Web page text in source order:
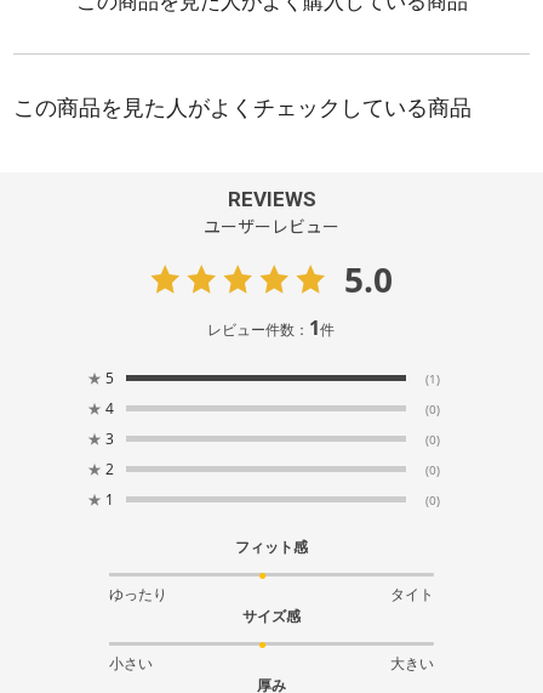
REVIEWS
ユーザーレビュー
5.0
レビュー件数： 1件
★ 5 (1)
★ 4 (0)
★ 3 (0)
★ 2 (0)
★ 1 (0)
フィット感
ゆったり
タイト
サイズ感
小さい
大きい
厚み